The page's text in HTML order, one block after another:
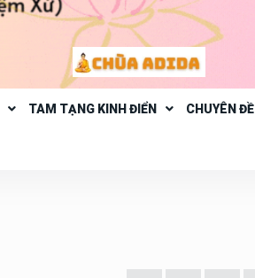
TAM TẠNG KINH ĐIỂN CHUYÊN ĐỀ